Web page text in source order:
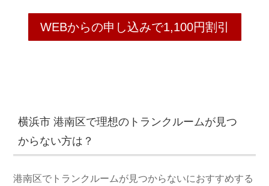
WEBからの申し込みで1,100円割引
横浜市 港南区で理想のトランクルームが見つ
からない方は？
港南区でトランクルームが見つからないにおすすめする